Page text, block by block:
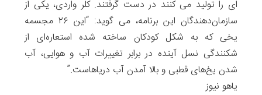
ای را تولید می کنند در دست گرفتند. کلر واردی، یکی از
سازمان‌دهندگان این برنامه، می گوید: “این ۲۶ مجسمه
یخی که به شکل کودکان ساخته شده استعاره‌ای از
شکنندگی نسل آینده در برابر تغییرات آب و هوایی، آب
شدن یخ‌های قطبی و بالا آمدن آب دریاهاست.”
یاهو نیوز